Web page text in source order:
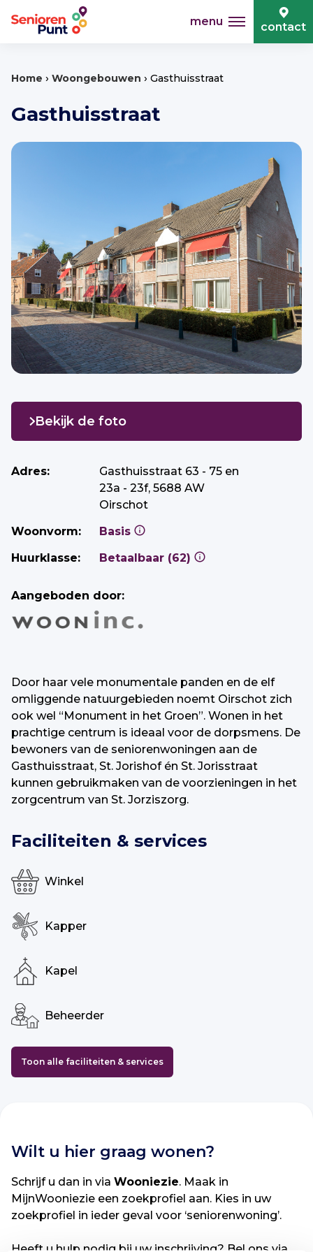
menu contact
Home › Woongebouwen › Gasthuisstraat
Gasthuisstraat
Adres:
Gasthuisstraat 63 - 75 en
23a - 23f, 5688 AW
Oirschot
Woonvorm:
Basis
Huurklasse:
Betaalbaar (62)
Aangeboden door:
Bekijk de foto
Door haar vele monumentale panden en de elf
omliggende natuurgebieden noemt Oirschot zich
ook wel “Monument in het Groen”. Wonen in het
prachtige centrum is ideaal voor de dorpsmens. De
bewoners van de seniorenwoningen aan de
Gasthuisstraat, St. Jorishof én St. Jorisstraat
kunnen gebruikmaken van de voorzieningen in het
zorgcentrum van St. Jorziszorg.
Faciliteiten & services
Winkel
Kapper
Kapel
Beheerder
Toon alle faciliteiten & services
Wilt u hier graag wonen?
Schrijf u dan in via Wooniezie. Maak in
MijnWooniezie een zoekprofiel aan. Kies in uw
zoekprofiel in ieder geval voor ‘seniorenwoning’.
Heeft u hulp nodig bij uw inschrijving? Bel ons via